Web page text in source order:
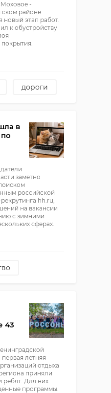
-
районе
новый этап работ.
к обустройству
дороги
в
заметно
российской
hh.ru,
на вакансии
с зимними
сферах.
43
летняя
отдыха
приняли
ребят. Для них
программы.